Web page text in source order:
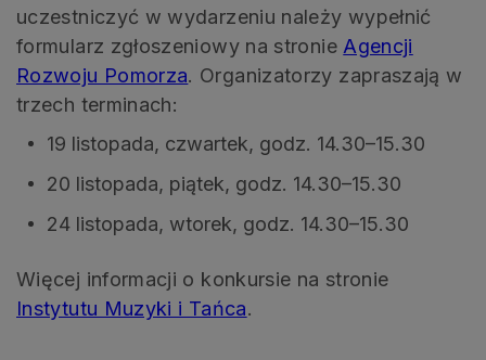
uczestniczyć w wydarzeniu należy wypełnić
formularz zgłoszeniowy na stronie Agencji
Rozwoju Pomorza. Organizatorzy zapraszają w
trzech terminach:
19 listopada, czwartek, godz. 14.30–15.30
20 listopada, piątek, godz. 14.30–15.30
24 listopada, wtorek, godz. 14.30–15.30
Więcej informacji o konkursie na stronie
Instytutu Muzyki i Tańca.